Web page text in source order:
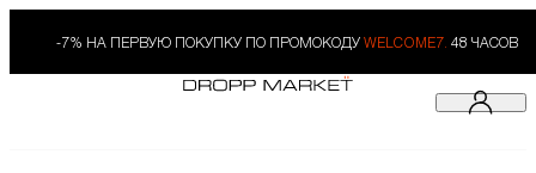
-7% НА ПЕРВУЮ ПОКУПКУ ПО ПРОМОКОДУ WELCOME7. 48 ЧАСОВ